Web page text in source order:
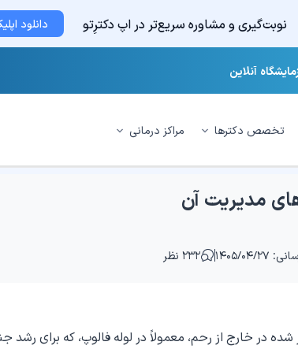
نوبت‌گیری و مشاوره سریع‌تر در اپ دکترِتو دانلود
آنلاین
تخصص دکترها مراکز درمانی
مدیریت آن
۱۴۰۵/۰۴/۲۷ ۲۳۲ نظر
در خارج از رحم، معمولاً در لوله فالوپ، که برای رشد